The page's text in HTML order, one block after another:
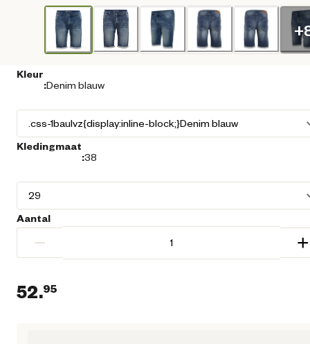
+
Kleur
:Denim blauw
Kledingmaat
:38
Aantal
− +
52.95